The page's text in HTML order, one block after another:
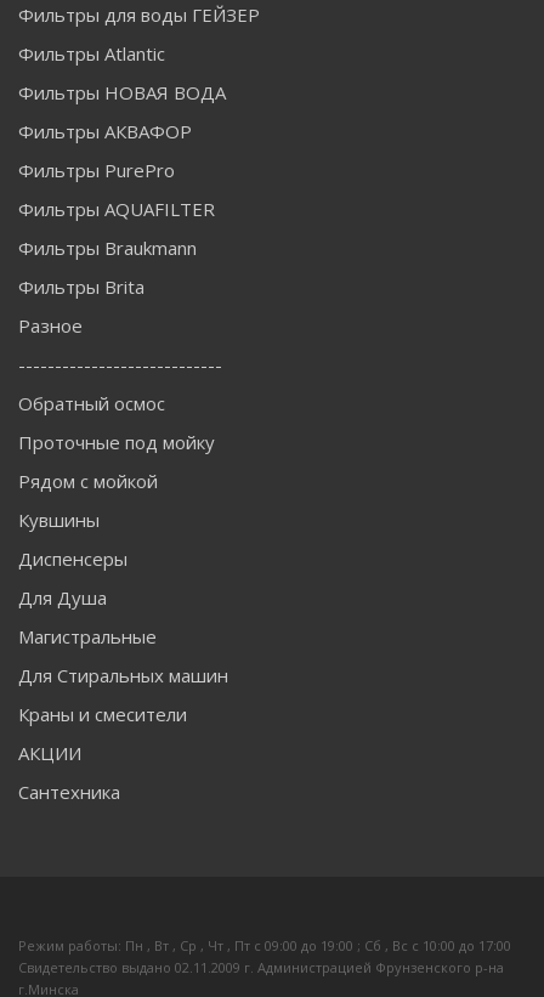
Фильтры для воды ГЕЙЗЕР
Фильтры Atlantic
Фильтры НОВАЯ ВОДА
Фильтры АКВАФОР
Фильтры PurePro
Фильтры AQUAFILTER
Фильтры Braukmann
Фильтры Brita
Разное
----------------------------
Обратный осмос
Проточные под мойку
Рядом с мойкой
Кувшины
Диспенсеры
Для Душа
Магистральные
Для Стиральных машин
Краны и смесители
АКЦИИ
Сантехника
Режим работы: Пн , Вт , Ср , Чт , Пт c 09:00 до 19:00 ; Сб , Вс c 10:00 до 17:00
Свидетельство выдано 02.11.2009 г. Администрацией Фрунзенского р-на
г.Минска